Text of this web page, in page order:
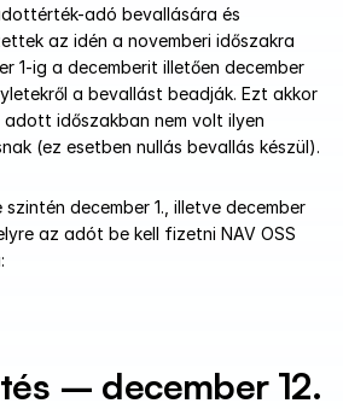
adó bevallására és
az idén a novemberi időszakra
1-ig a decemberit illetően december
a bevallást beadják. Ezt akkor
adott időszakban nem volt ilyen
(ez esetben nullás bevallás készül).
december 1., illetve december
az adót be kell fizetni NAV OSS
– december 12.